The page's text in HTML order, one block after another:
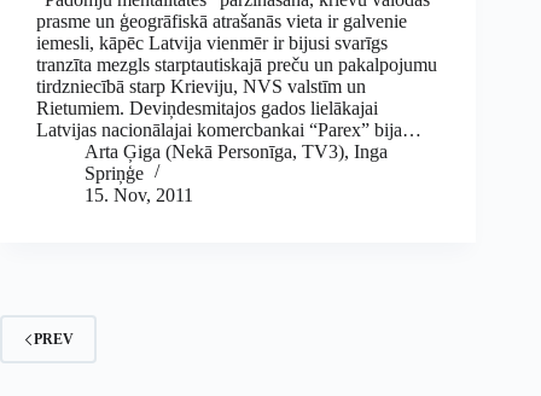
prasme un ģeogrāfiskā atrašanās vieta ir galvenie
iemesli, kāpēc Latvija vienmēr ir bijusi svarīgs
tranzīta mezgls starptautiskajā preču un pakalpojumu
tirdzniecībā starp Krieviju, NVS valstīm un
Rietumiem. Deviņdesmitajos gados lielākajai
Latvijas nacionālajai komercbankai “Parex” bija…
Arta Ģiga (Nekā Personīga, TV3), Inga
Spriņģe
15. Nov, 2011
PREV